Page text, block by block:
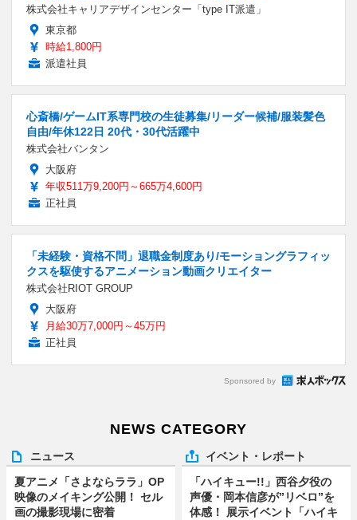
株式会社キャリアデザインセンター「type IT派遣」
東京都
時給1,800円
派遣社員
心斎橋/ゲームIT系専門校の生徒募集/リーダー候補/服装髪色
自由/年休122日 20代・30代活躍中
株式会社バンタン
大阪府
年収511万9,200円～665万4,600円
正社員
「未経験・資格不問」退職金制度あり/モーショングラフィッ
クスを駆使するアニメーション動画クリエイター
株式会社RIOT GROUP
大阪府
月給30万7,000円～45万円
正社員
Sponsored by
NEWS CATEGORY
ニュース
夏アニメ「さよならララ」OP
映像のメイキング公開！ セル
画の撮影現場に密着
イベント・レポート
「ハイキュー!!」西谷夕役の
声優・岡本信彦が”リベロ”を
体感！ 展示イベント「ハイキ